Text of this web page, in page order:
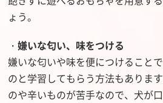
ょう。
・嫌いな匂い、味をつける
嫌いな匂いや味を便につけること
のと学習してもらう方法もありま
のや辛いものが苦手なので、犬が